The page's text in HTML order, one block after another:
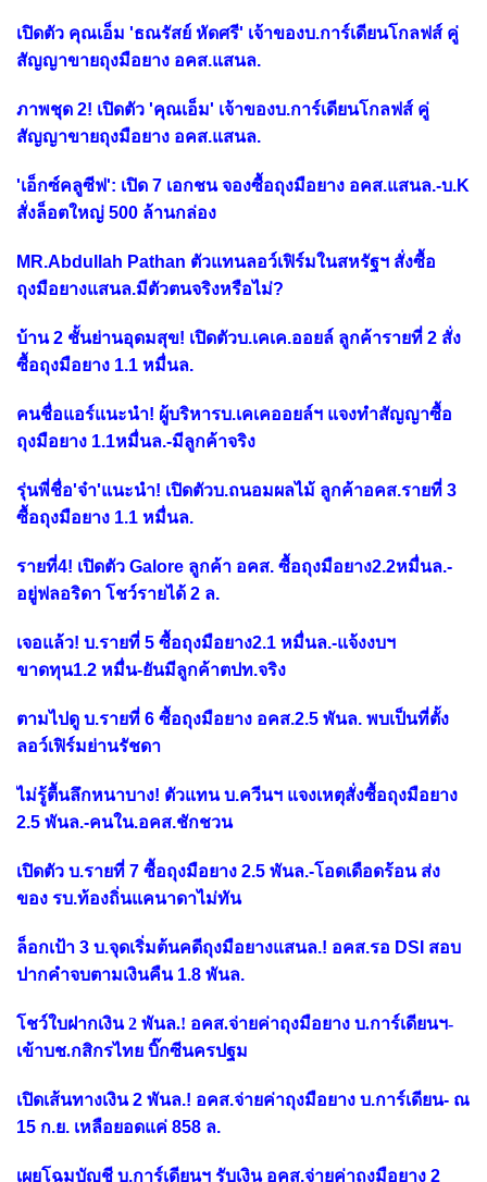
เปิดตัว คุณเอ็ม 'ธณรัสย์ หัดศรี' เจ้าของบ.การ์เดียนโกลฟส์ คู่
สัญญาขายถุงมือยาง อคส.แสนล.
ภาพชุด 2! เปิดตัว 'คุณเอ็ม' เจ้าของบ.การ์เดียนโกลฟส์ คู่
สัญญาขายถุงมือยาง อคส.แสนล.
'เอ็กซ์คลูซีฟ': เปิด 7 เอกชน จองซื้อถุงมือยาง อคส.แสนล.-บ.K
สั่งล็อตใหญ่ 500 ล้านกล่อง
MR.Abdullah Pathan ตัวแทนลอว์เฟิร์มในสหรัฐฯ สั่งซื้อ
ถุงมือยางแสนล.มีตัวตนจริงหรือไม่?
บ้าน 2 ชั้นย่านอุดมสุข! เปิดตัวบ.เคเค.ออยล์ ลูกค้ารายที่ 2 สั่ง
ซื้อถุงมือยาง 1.1 หมื่นล.
คนชื่อแอร์แนะนำ! ผู้บริหารบ.เคเคออยล์ฯ แจงทำสัญญาซื้อ
ถุงมือยาง 1.1หมื่นล.-มีลูกค้าจริง
รุ่นพี่ชื่อ'จ๋า'แนะนำ! เปิดตัวบ.ถนอมผลไม้ ลูกค้าอคส.รายที่ 3
ซื้อถุงมือยาง 1.1 หมื่นล.
รายที่4! เปิดตัว Galore ลูกค้า อคส. ซื้อถุงมือยาง2.2หมื่นล.-
อยู่ฟลอริดา โชว์รายได้ 2 ล.
เจอแล้ว! บ.รายที่ 5 ซื้อถุงมือยาง2.1 หมื่นล.-แจ้งงบฯ
ขาดทุน1.2 หมื่น-ยันมีลูกค้าตปท.จริง
ตามไปดู บ.รายที่ 6 ซื้อถุงมือยาง อคส.2.5 พันล. พบเป็นที่ตั้ง
ลอว์เฟิร์มย่านรัชดา
ไม่รู้ตื้นลึกหนาบาง! ตัวแทน บ.ควีนฯ แจงเหตุสั่งซื้อถุงมือยาง
2.5 พันล.-คนใน.อคส.ชักชวน
เปิดตัว บ.รายที่ 7 ซื้อถุงมือยาง 2.5 พันล.-โอดเดือดร้อน ส่ง
ของ รบ.ท้องถิ่นแคนาดาไม่ทัน
ล็อกเป้า 3 บ.จุดเริ่มต้นคดีถุงมือยางแสนล.! อคส.รอ DSI สอบ
ปากคำจบตามเงินคืน 1.8 พันล.
โชว์ใบฝากเงิน 2 พันล.! อคส.จ่ายค่าถุงมือยาง บ.การ์เดียนฯ-
เข้าบช.กสิกรไทย บิ๊กซีนครปฐม
เปิดเส้นทางเงิน 2 พันล.! อคส.จ่ายค่าถุงมือยาง บ.การ์เดียน- ณ
15 ก.ย. เหลือยอดแค่ 858 ล.
เผยโฉมบัญชี บ.การ์เดียนฯ รับเงิน อคส.จ่ายค่าถุงมือยาง 2